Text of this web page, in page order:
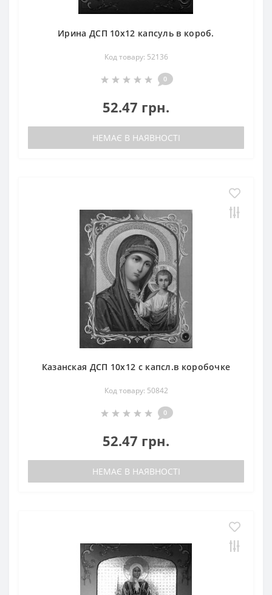
Ирина ДСП 10х12 капсуль в короб.
Код товару: 52136
0
52.47 грн.
НЕМАЄ В НАЯВНОСТІ
Казанская ДСП 10х12 с капсл.в коробочке
Код товару: 50842
0
52.47 грн.
НЕМАЄ В НАЯВНОСТІ